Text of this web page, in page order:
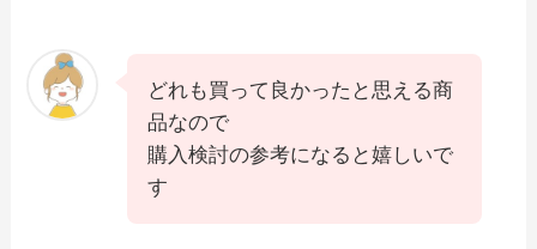
どれも買って良かったと思える商
品なので
購入検討の参考になると嬉しいで
す